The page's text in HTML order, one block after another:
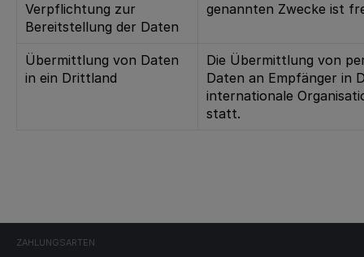
Verpflichtung zur
Bereitstellung der Daten
genannten Zwecke ist
Übermittlung von Daten
in ein Drittland
Die Übermittlung von
Daten an Empfänger in
internationale
statt.
ZAHLUNGSARTEN